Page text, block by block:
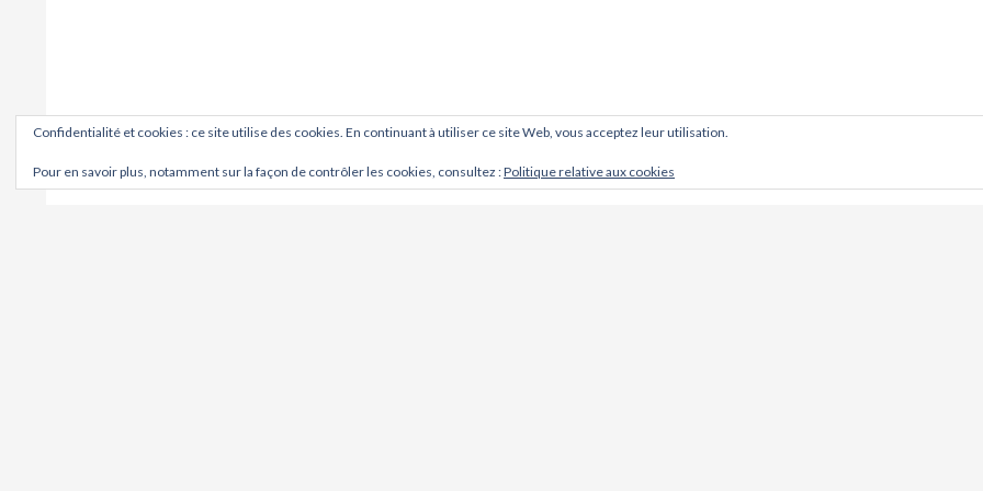
Confidentialité et cookies : ce site utilise des cookies. En continuant à utiliser ce site Web, vous acceptez leur utilisation.
Pour en savoir plus, notamment sur la façon de contrôler les cookies, consultez :Politique relative aux cookies